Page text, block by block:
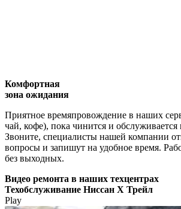
Комфортная
зона ожидания
Приятное времяпровождение в наших
чай, кофе), пока чинится и
Звоните, специалисты нашей компании
вопросы и запишут на удобное время.
без выходных.
Видео ремонта в наших техцентрах
Техобслуживание Ниссан Х Трейл
Play